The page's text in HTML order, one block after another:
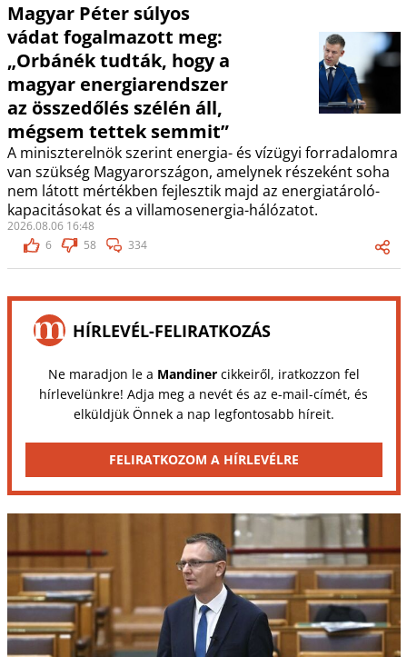
Magyar Péter súlyos
vádat fogalmazott meg:
„Orbánék tudták, hogy a
magyar energiarendszer
az összedőlés szélén áll,
mégsem tettek semmit”
A miniszterelnök szerint energia- és vízügyi forradalomra
van szükség Magyarországon, amelynek részeként soha
nem látott mértékben fejlesztik majd az energiatároló-
kapacitásokat és a villamosenergia-hálózatot.
2026.08.06 16:48
6
58 334
HÍRLEVÉL-FELIRATKOZÁS
Ne maradjon le a Mandinercikkeiről, iratkozzon fel
hírlevelünkre! Adja meg a nevét és az e-mail-címét, és
elküldjük Önnek a nap legfontosabb híreit.
FELIRATKOZOM A HÍRLEVÉLRE